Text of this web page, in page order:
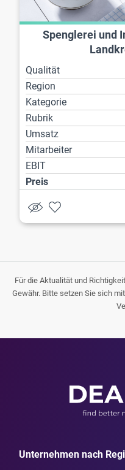
Spenglerei und
Qualität
Region
Kategorie
Rubrik
Umsatz
Mitarbeiter
EBIT
Preis
Für die Aktualität und
Gewähr. Bitte setzen Sie sich
Unternehmen nach